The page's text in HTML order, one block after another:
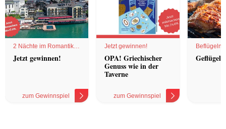
2 Nächte im Romantik
Hotel
Jetzt gewinnen!
zum Gewinnspiel
Jetzt gewinnen!
OPA! Griechischer
Genuss wie in der
Taverne
zum Gewinnspiel
Geflügel